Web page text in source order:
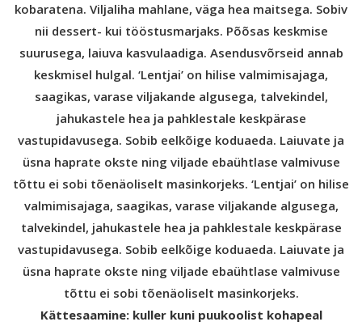
kobaratena. Viljaliha mahlane, väga hea maitsega. Sobiv
nii dessert- kui tööstusmarjaks. Põõsas keskmise
suurusega, laiuva kasvulaadiga. Asendusvõrseid annab
keskmisel hulgal. ‘Lentjai’ on hilise valmimisajaga,
saagikas, varase viljakande algusega, talvekindel,
jahukastele hea ja pahklestale keskpärase
vastupidavusega. Sobib eelkõige koduaeda. Laiuvate ja
üsna haprate okste ning viljade ebaühtlase valmivuse
tõttu ei sobi tõenäoliselt masinkorjeks. ‘Lentjai’ on hilise
valmimisajaga, saagikas, varase viljakande algusega,
talvekindel, jahukastele hea ja pahklestale keskpärase
vastupidavusega. Sobib eelkõige koduaeda. Laiuvate ja
üsna haprate okste ning viljade ebaühtlase valmivuse
tõttu ei sobi tõenäoliselt masinkorjeks.
Kättesaamine: kuller kuni puukoolist kohapeal